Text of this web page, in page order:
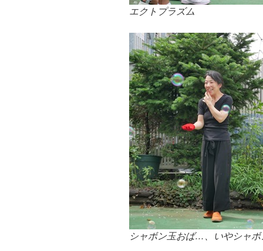
エクトプラズム
シャボン玉おば…、いやシャボ